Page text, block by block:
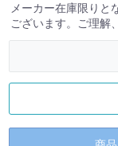
メーカー在庫限りと
ございます。ご理解